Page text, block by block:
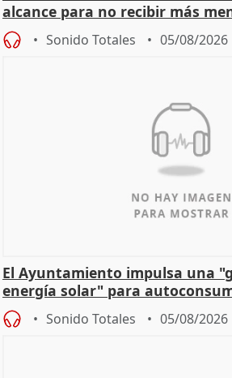
alcance para no recibir más
Sonido Totales 05/08/2026
El Ayuntamiento impulsa una
energía solar" para
Sonido Totales 05/08/2026